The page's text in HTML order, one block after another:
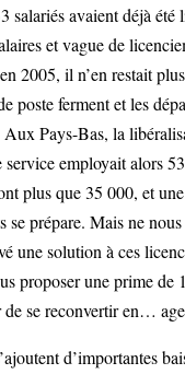
salariés avaient déjà été
et vague de
2005, il n’en restait
poste ferment et les
Aux Pays-Bas, la
employait alors
plus que 35 000, et
se prépare. Mais ne
une solution à ces
proposer une prime de
de se reconvertir en…
d’importantes